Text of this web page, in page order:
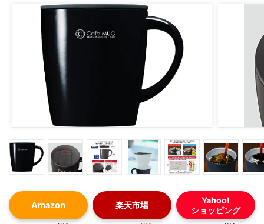
Amazon 楽天市場
Yahoo!
ショッピング